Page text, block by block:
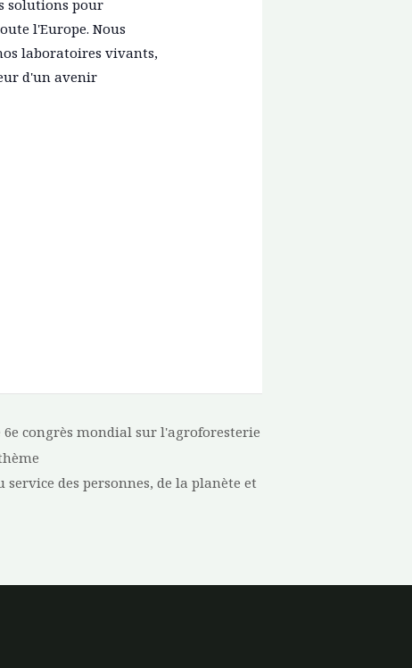
solutions pour
l'Europe. Nous
laboratoires vivants,
d'un avenir
congrès mondial sur l'agroforesterie
service des personnes, de la planète et